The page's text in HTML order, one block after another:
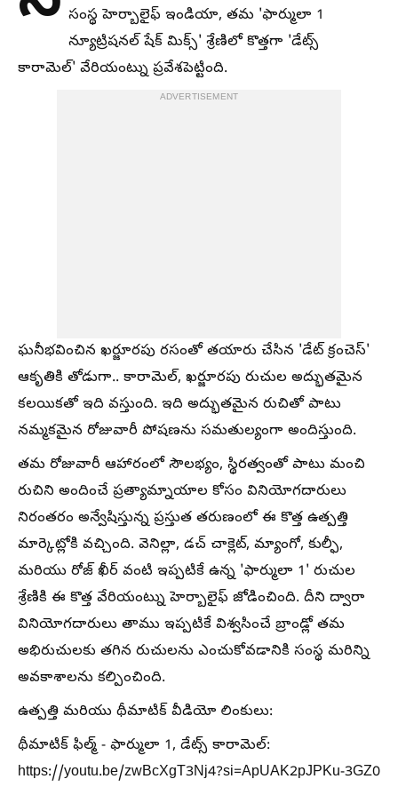
సంస్థ హెర్బాలైఫ్ ఇండియా, తమ 'ఫార్ములా 1
న్యూట్రిషనల్ షేక్ మిక్స్' శ్రేణిలో కొత్తగా 'డేట్స్
కారామెల్' వేరియంట్ను ప్రవేశపెట్టింది.
ADVERTISEMENT
ఘనీభవించిన ఖర్జూరపు రసంతో తయారు చేసిన 'డేట్ క్రంచెస్'
ఆకృతికి తోడుగా.. కారామెల్, ఖర్జూరపు రుచుల అద్భుతమైన
కలయికతో ఇది వస్తుంది. ఇది అద్భుతమైన రుచితో పాటు
నమ్మకమైన రోజువారీ పోషణను సమతుల్యంగా అందిస్తుంది.
తమ రోజువారీ ఆహారంలో సౌలభ్యం, స్థిరత్వంతో పాటు మంచి
రుచిని అందించే ప్రత్యామ్నాయాల కోసం వినియోగదారులు
నిరంతరం అన్వేషిస్తున్న ప్రస్తుత తరుణంలో ఈ కొత్త ఉత్పత్తి
మార్కెట్లోకి వచ్చింది. వెనిల్లా, డచ్ చాక్లెట్, మ్యాంగో, కుల్ఫీ,
మరియు రోజ్ ఖీర్ వంటి ఇప్పటికే ఉన్న 'ఫార్ములా 1' రుచుల
శ్రేణికి ఈ కొత్త వేరియంట్ను హెర్బాలైఫ్ జోడించింది. దీని ద్వారా
వినియోగదారులు తాము ఇప్పటికే విశ్వసించే బ్రాండ్లో తమ
అభిరుచులకు తగిన రుచులను ఎంచుకోవడానికి సంస్థ మరిన్ని
అవకాశాలను కల్పించింది.
ఉత్పత్తి మరియు థీమాటిక్ వీడియో లింకులు:
థీమాటిక్ ఫిల్మ్ - ఫార్ములా 1, డేట్స్ కారామెల్:
https://youtu.be/zwBcXgT3Nj4?si=ApUAK2pJPKu-3GZ0